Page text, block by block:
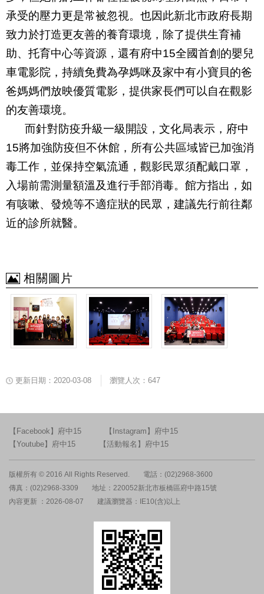
承受的壓力更是常被忽視。也因此新北市政府長期
致力於打造更友善的養育環境，除了提供生育補
助、托育中心等資源，還有府中15全國首創的嬰兒
車電影院，持續免費為孕媽咪及家中有小寶貝的爸
爸媽媽們放映優質電影，提供家長們可以自在觀影
的友善環境。
而針對防疫升級一級開設，文化局表示，府中
15將加強防疫但不休館，所有公共區域皆已加強消
毒工作，並保持空氣流通，觀影民眾須配戴口罩，
入場前需測量額溫及進行手部消毒。館方指出，如
有咳嗽、發燒等不適症狀的民眾，建議先行前往鄰
近的診所就醫。
相關圖片
更新日期：2020-03-08 瀏覽人次：647
【Facebook】府中15
【Instagram】府中15
【Youtube】府中15
【活動報名】府中15
版權所有 © 2016 All Rights Reserved.
電話：(02)2968-3600
傳真：(02)2968-3309
地址：220052新北市板橋區府中路15號
內容更新 ：2026-08-07
建議瀏覽器：IE10(含)以上